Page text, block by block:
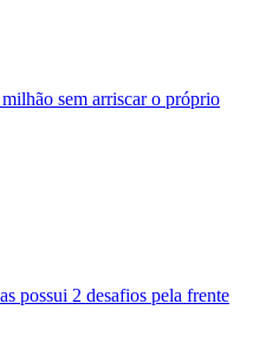
sem arriscar o próprio
possui 2 desafios pela frente